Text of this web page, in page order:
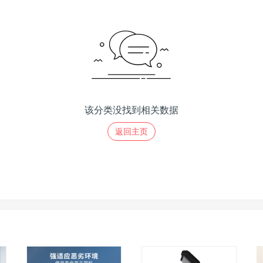
该分类没找到相关数据
返回主页